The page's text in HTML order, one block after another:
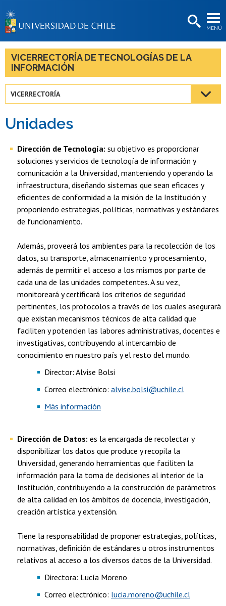
MENÚ
BIBLIOTECAS
LA UNIVERSIDAD
Egresadas/os
VICERRECTORÍA DE TECNOLOGÍAS DE LA
INFORMACIÓN
VICERRECTORÍA
Unidades
Dirección de Tecnología: su objetivo es proporcionar
soluciones y servicios de tecnología de información y
comunicación a la Universidad, manteniendo y operando la
infraestructura, diseñando sistemas que sean eficaces y
eficientes de conformidad a la misión de la Institución y
proponiendo estrategias, políticas, normativas y estándares
de funcionamiento.
Además, proveerá los ambientes para la recolección de los
datos, su transporte, almacenamiento y procesamiento,
además de permitir el acceso a los mismos por parte de
cada una de las unidades competentes. A su vez,
monitoreará y certificará los criterios de seguridad
pertinentes, los protocolos a través de los cuales asegurará
que existan mecanismos técnicos de alta calidad que
faciliten y potencien las labores administrativas, docentes e
investigativas, contribuyendo al intercambio de
conocimiento en nuestro país y el resto del mundo.
Director: Alvise Bolsi
Correo electrónico: alvise.bolsi@uchile.cl
Más información
Dirección de Datos: es la encargada de recolectar y
disponibilizar los datos que produce y recopila la
Universidad, generando herramientas que faciliten la
información para la toma de decisiones al interior de la
Institución, contribuyendo a la construcción de parámetros
de alta calidad en los ámbitos de docencia, investigación,
creación artística y extensión.
Tiene la responsabilidad de proponer estrategias, políticas,
normativas, definición de estándares u otros instrumentos
relativos al acceso a los diversos datos de la Universidad.
Directora: Lucía Moreno
Correo electrónico: lucia.moreno@uchile.cl